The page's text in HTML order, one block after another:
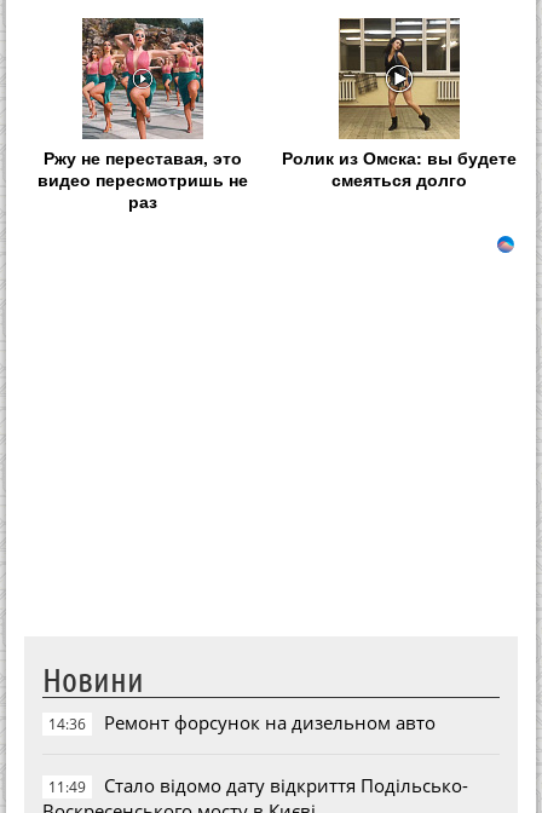
Ржу не переставая, это
видео пересмотришь не
раз
Ролик из Омска: вы будете
смеяться долго
Новини
14:36 Ремонт форсунок на дизельном авто
11:49
Стало відомо дату відкриття Подільсько-